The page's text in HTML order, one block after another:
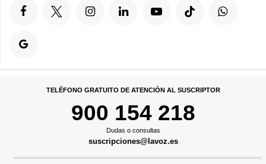
TELÉFONO GRATUITO DE ATENCIÓN AL SUSCRIPTOR
900 154 218
Dudas o consultas
suscripciones@lavoz.es